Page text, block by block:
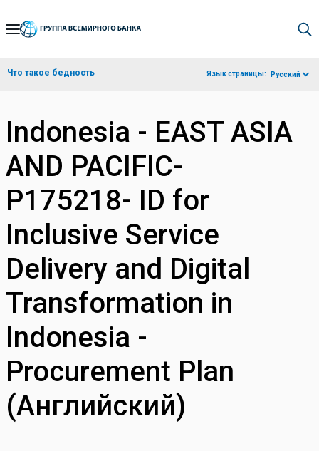
Skip
Navigation
Что такое бедность Язык страницы: Русский
Indonesia - EAST ASIA
AND PACIFIC-
P175218- ID for
Inclusive Service
Delivery and Digital
Transformation in
Indonesia -
Procurement Plan
(Английский)